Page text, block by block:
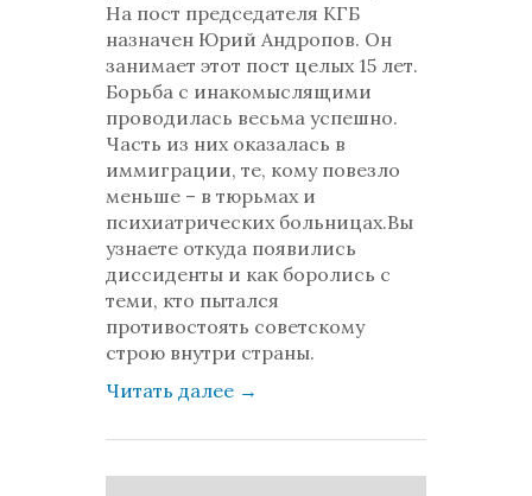
На пост председателя КГБ
назначен Юрий Андропов. Он
занимает этот пост целых 15 лет.
Борьба с инакомыслящими
проводилась весьма успешно.
Часть из них оказалась в
иммиграции, те, кому повезло
меньше – в тюрьмах и
психиатрических больницах.Вы
узнаете откуда появились
диссиденты и как боролись с
теми, кто пытался
противостоять советскому
строю внутри страны.
Читать далее →